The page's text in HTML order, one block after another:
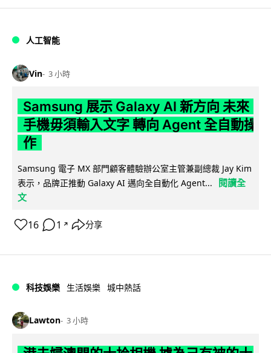
人工智能
Vin 3 小時
Samsung 展示 Galaxy AI 新方向 未來
手機毋須輸入文字 轉向 Agent 全自動操
作
Samsung 電子 MX 部門顧客體驗辦公室主管兼副總裁 Jay Kim
表示，品牌正推動 Galaxy AI 邁向全自動化 Agent...
閱讀全
文
16 1 ↗ 分享
科技娛樂 生活娛樂 城中熱話
Lawton 3 小時